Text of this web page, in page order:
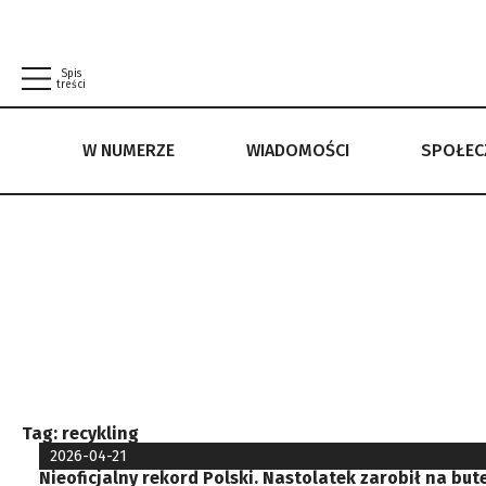
Spis
treści
W NUMERZE WIADOMOŚCI
W NUMERZE WIADOMOŚCI SPOŁECZEŃSTWO
Tag: recykling
2026-04-21
Nieoficjalny rekord Polski. Nastolatek zarobił na